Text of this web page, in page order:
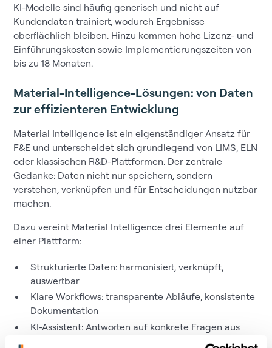
KI-Modelle sind häufig generisch und nicht auf
Kundendaten trainiert, wodurch Ergebnisse
oberflächlich bleiben. Hinzu kommen hohe Lizenz- und
Einführungskosten sowie Implementierungszeiten von
bis zu 18 Monaten.
Material-Intelligence-Lösungen: von Daten
zur effizienteren Entwicklung
Material Intelligence ist ein eigenständiger Ansatz für
F&E und unterscheidet sich grundlegend von LIMS, ELN
oder klassischen R&D-Plattformen. Der zentrale
Gedanke: Daten nicht nur speichern, sondern
verstehen, verknüpfen und für Entscheidungen nutzbar
machen.
Dazu vereint Material Intelligence drei Elemente auf
einer Plattform:
Strukturierte Daten: harmonisiert, verknüpft,
auswertbar
Klare Workflows: transparente Abläufe, konsistente
Dokumentation
KI-Assistent: Antworten auf konkrete Fragen aus
historischen Formulierungen und Messdaten